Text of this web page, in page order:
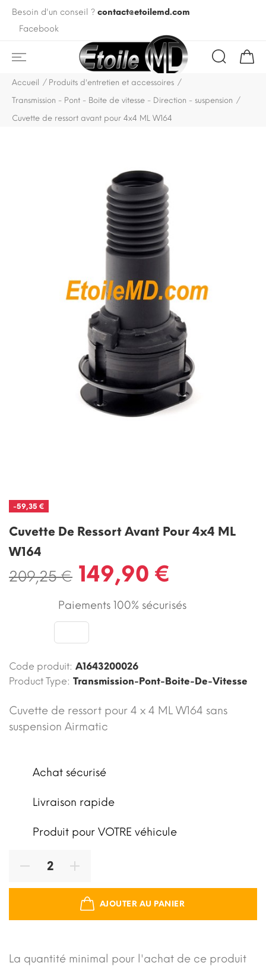
Besoin d'un conseil ? contact@etoilemd.com
Facebook
Accueil
Produits d'entretien et accessoires
Transmission - Pont - Boite de vitesse - Direction - suspension
Cuvette de ressort avant pour 4x4 ML W164
-59,35 €
Cuvette De Ressort Avant Pour 4x4 ML
W164
209,25 € 149,90 €
Paiements 100% sécurisés
Code produit: A1643200026
Product Type: Transmission-Pont-Boite-De-Vitesse
Cuvette de ressort pour 4 x 4 ML W164 sans
suspension Airmatic
Achat sécurisé
Livraison rapide
Produit pour VOTRE véhicule
AJOUTER AU PANIER
La quantité minimal pour l'achat de ce produit